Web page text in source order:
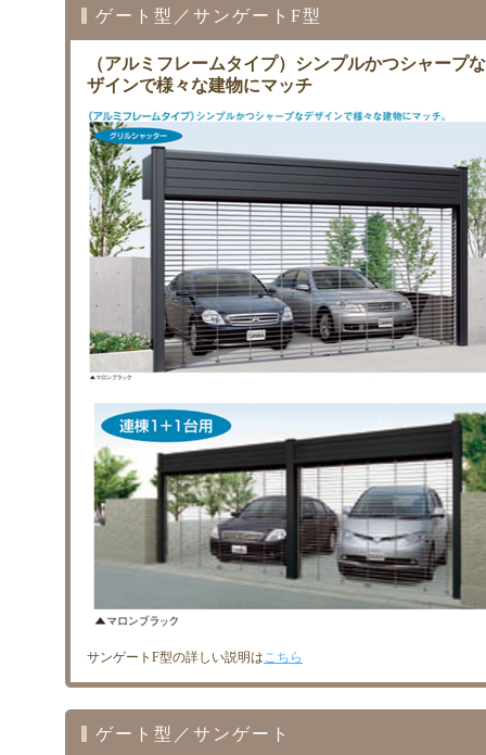
ゲート型／サンゲートF型
（アルミフレームタイプ）シンプルかつシャープ
ザインで様々な建物にマッチ
サンゲートF型の詳しい説明はこちら
ゲート型／サンゲート